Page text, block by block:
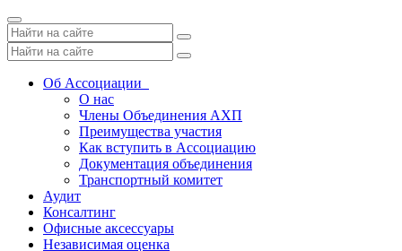
Toggle
navigation
Об Ассоциации
О нас
Члены Объединения АХП
Преимущества участия
Как вступить в Ассоциацию
Документация объединения
Транспортный комитет
Аудит
Консалтинг
Офисные аксессуары
Независимая оценка